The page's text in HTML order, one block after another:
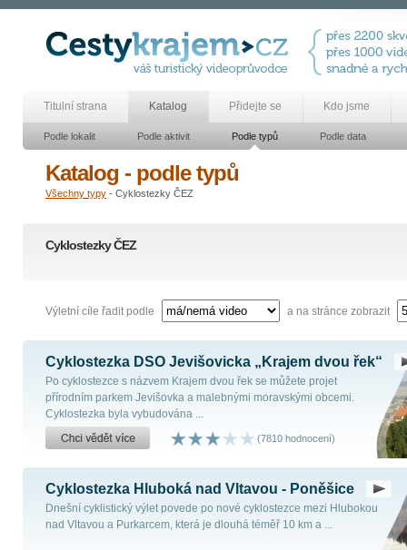
Titulní strana Katalog Přidejte se Kdo jsme
Podle lokalit Podle aktivit Podle typů Podle data
Katalog - podle typů
Všechny typy - Cyklostezky ČEZ
Cyklostezky ČEZ
Výletní cíle řadit podle a na stránce zobrazit
Cyklostezka DSO Jevišovicka „Krajem dvou řek“
Po cyklostezce s názvem Krajem dvou řek se můžete projet
přírodním parkem Jevišovka a malebnými moravskými obcemi.
Cyklostezka byla vybudována ...
(7810 hodnocení)
Cyklostezka Hluboká nad Vltavou - Poněšice
Dnešní cyklistický výlet povede po nové cyklostezce mezi Hlubokou
nad Vltavou a Purkarcem, která je dlouhá téměř 10 km a ...